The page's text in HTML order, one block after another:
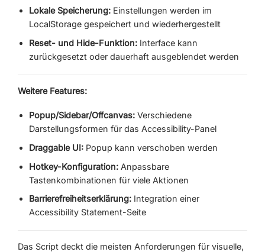
Lokale Speicherung:Einstellungen werden im
LocalStorage gespeichert und wiederhergestellt
Reset- und Hide-Funktion:Interface kann
zurückgesetzt oder dauerhaft ausgeblendet werden
Weitere Features:
Popup/Sidebar/Offcanvas:Verschiedene
Darstellungsformen für das Accessibility-Panel
Draggable UI:Popup kann verschoben werden
Hotkey-Konfiguration:Anpassbare
Tastenkombinationen für viele Aktionen
Barrierefreiheitserklärung:Integration einer
Accessibility Statement-Seite
Das Script deckt die meisten Anforderungen für visuelle,